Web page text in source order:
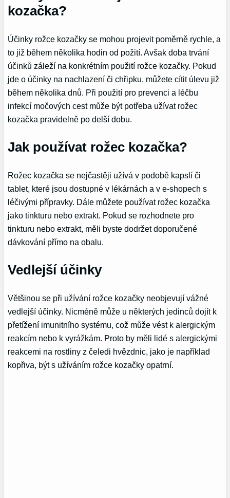
kozačka?
Účinky rožce kozačky se mohou projevit poměrně rychle, a
to již během několika hodin od požití. Avšak doba trvání
účinků záleží na konkrétním použití rožce kozačky. Pokud
jde o účinky na nachlazení či chřipku, můžete cítit úlevu již
během několika dnů. Při použití pro prevenci a léčbu
infekcí močových cest může být potřeba užívat rožec
kozačka pravidelně po delší dobu.
Jak používat rožec kozačka?
Rožec kozačka se nejčastěji užívá v podobě kapslí či
tablet, které jsou dostupné v lékárnách a v e-shopech s
léčivými přípravky. Dále můžete používat rožec kozačka
jako tinkturu nebo extrakt. Pokud se rozhodnete pro
tinkturu nebo extrakt, měli byste dodržet doporučené
dávkování přímo na obalu.
Vedlejší účinky
Většinou se při užívání rožce kozačky neobjevují vážné
vedlejší účinky. Nicméně může u některých jedinců dojít k
přetížení imunitního systému, což může vést k alergickým
reakcím nebo k vyrážkám. Proto by měli lidé s alergickými
reakcemi na rostliny z čeledi hvězdnic, jako je například
kopřiva, být s užíváním rožce kozačky opatrní.